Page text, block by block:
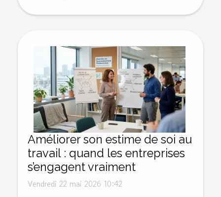
Améliorer son estime de soi au
travail : quand les entreprises
s’engagent vraiment
Vendredi 22 mai 2026 10:42